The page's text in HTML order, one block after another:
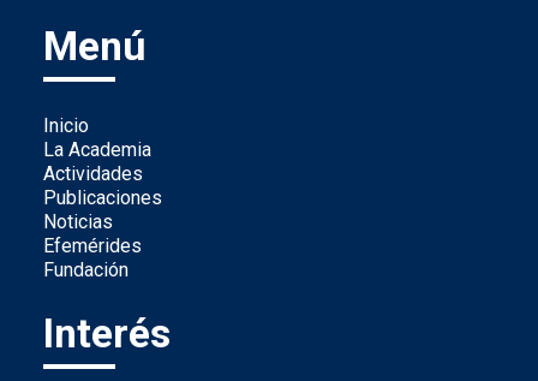
Menú
Inicio
La Academia
Actividades
Publicaciones
Noticias
Efemérides
Fundación
Interés